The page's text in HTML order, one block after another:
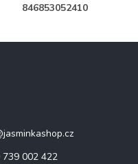
846853052410
jasminkashop.cz
002 422